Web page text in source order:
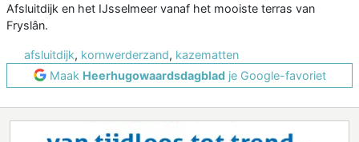
Afsluitdijk en het IJsselmeer vanaf het mooiste terras van
Fryslân.
afsluitdijk, kornwerderzand, kazematten
Maak Heerhugowaardsdagbladje Google-favoriet